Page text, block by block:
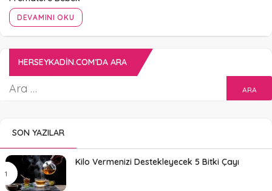
DEVAMINI OKU
HERSEYKADIN.COM’DA ARA
SON YAZILAR
Kilo Vermenizi Destekleyecek 5 Bitki Çayı